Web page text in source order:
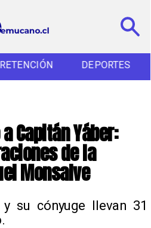
DEPORTES
Capitán Yáber:
de la
Monsalve
su cónyuge llevan 31